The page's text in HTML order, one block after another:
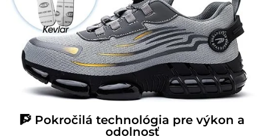
🧗 Pokročilá technológia pre výkon a
odolnosť